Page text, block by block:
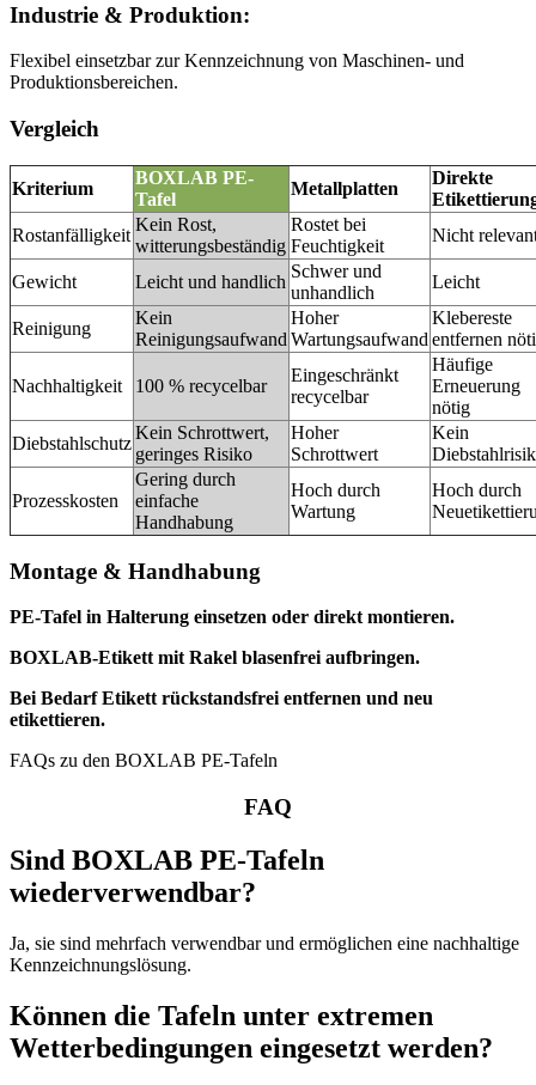
Industrie & Produktion:
Flexibel einsetzbar zur Kennzeichnung von Maschinen- und
Produktionsbereichen.
Vergleich
Kriterium
BOXLAB PE-
Tafel
Metallplatten
Direkte
Rostanfälligkeit
Kein Rost,
witterungsbeständig
Rostet bei
Feuchtigkeit
Nicht
Gewicht Leicht und handlich
Schwer und
unhandlich
Leicht
Reinigung
Kein
Reinigungsaufwand
Hoher
Wartungsaufwand
Klebereste
entfernen
Nachhaltigkeit 100 % recycelbar
Eingeschränkt
recycelbar
Häufige
Erneuerung
nötig
Diebstahlschutz
Kein Schrottwert,
geringes Risiko
Hoher
Schrottwert
Kein
Prozesskosten
Gering durch
einfache
Handhabung
Hoch durch
Wartung
Hoch durch
Montage & Handhabung
PE-Tafel in Halterung einsetzen oder direkt montieren.
BOXLAB-Etikett mit Rakel blasenfrei aufbringen.
Bei Bedarf Etikett rückstandsfrei entfernen und neu
etikettieren.
FAQs zu den BOXLAB PE-Tafeln
FAQ
Sind BOXLAB PE-Tafeln
wiederverwendbar?
Ja, sie sind mehrfach verwendbar und ermöglichen eine nachhaltige
Kennzeichnungslösung.
Können die Tafeln unter extremen
Wetterbedingungen eingesetzt werden?